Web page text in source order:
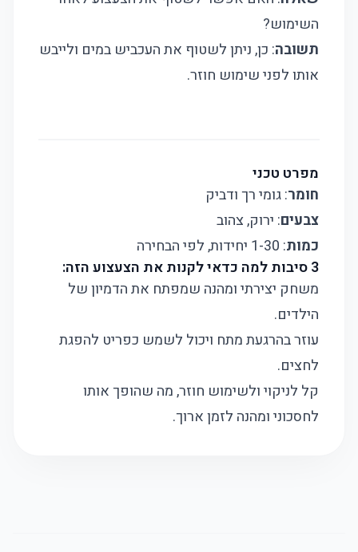
השימוש?
תשובה: כן, ניתן לשטוף את העכביש במים ולייבש
אותו לפני שימוש חוזר.
מפרט טכני
חומר: גומי רך ודביק
צבעים: ירוק, צהוב
כמות: 1-30 יחידות, לפי הבחירה
3 סיבות למה כדאי לקנות את הצעצוע הזה:
משחק יצירתי ומהנה שמפתח את הדמיון של
הילדים.
עוזר בהרגעת מתח ויכול לשמש כפריט להפגת
לחצים.
קל לניקוי ולשימוש חוזר, מה שהופך אותו
לחסכוני ומהנה לזמן ארוך.